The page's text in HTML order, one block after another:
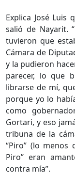
Explica José Luis
salió de Nayarit.
tuvieron que
Cámara de
y la pudieron
parecer, lo que
librarse de mí,
porque yo lo
como
Gortari, y eso
tribuna de la
“Piro” (lo menos
Piro” eran
contra mía”.